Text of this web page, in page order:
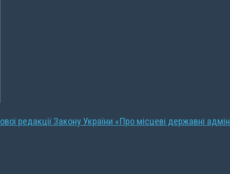
редакції Закону України «Про місцеві державні